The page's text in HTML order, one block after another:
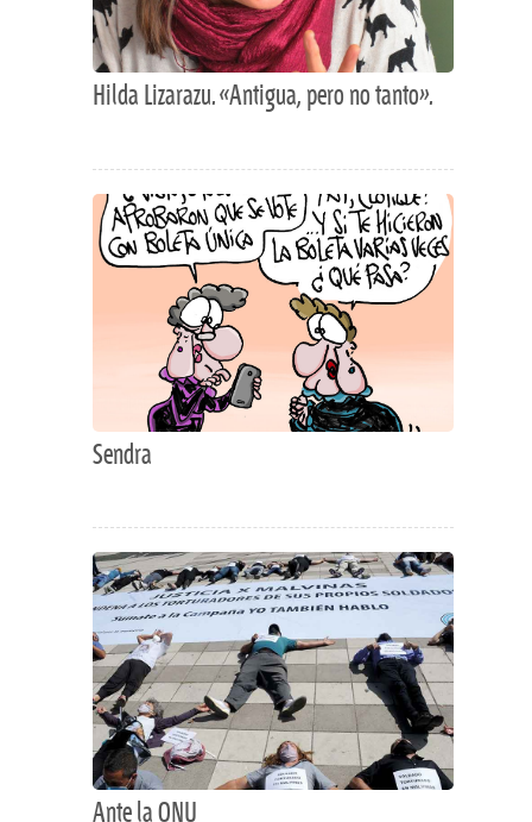
Hilda Lizarazu. «Antigua, pero no tanto».
Sendra
Ante la ONU